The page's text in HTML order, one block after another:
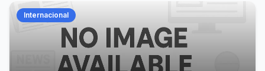
Internacional